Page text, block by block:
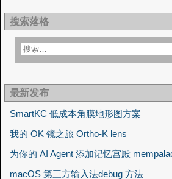
搜索落格
最新发布
SmartKC 低成本角膜地形图方案
我的 OK 镜之旅 Ortho-K lens
为你的 AI Agent 添加记忆宫殿
macOS 第三方输入法debug 方法